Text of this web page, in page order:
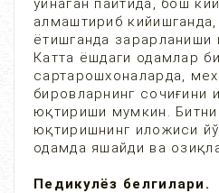
ўйнаган пайтида, бош
алмаштириб
ётишганда
Катта ёшдаги одамлар
сартарошхоналарда,
бировларнинг сочиғини
юқтириши мумкин. Битни
юқтиришнинг иложиси
одамда яшайди ва
Педикулёз белгилари.